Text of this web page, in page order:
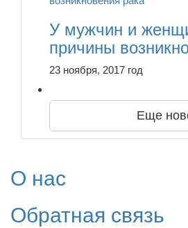
У мужчин и
причины
23 ноября, 2017 год
Еще
О нас
Обратная связь